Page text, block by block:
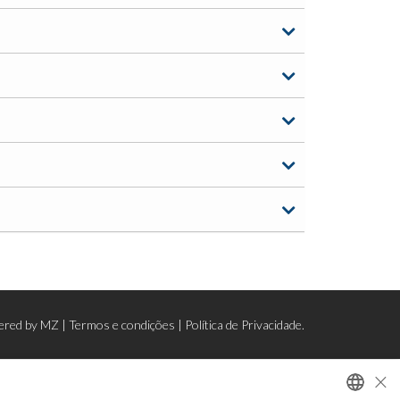
by MZ | Termos e condições | Política de Privacidade.
×